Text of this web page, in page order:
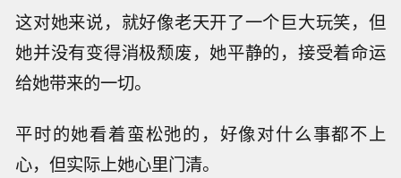
这对她来说，就好像老天开了一个巨大玩笑，但
她并没有变得消极颓废，她平静的，接受着命运
给她带来的一切。
平时的她看着蛮松弛的，好像对什么事都不上
心，但实际上她心里门清。